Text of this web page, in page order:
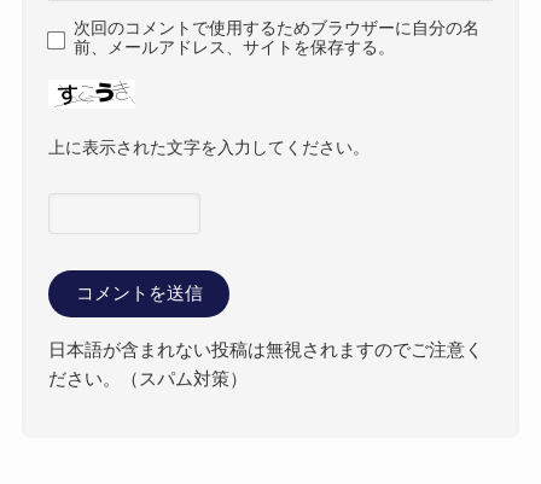
次回のコメントで使用するためブラウザーに自分の名
前、メールアドレス、サイトを保存する。
上に表示された文字を入力してください。
日本語が含まれない投稿は無視されますのでご注意く
ださい。（スパム対策）